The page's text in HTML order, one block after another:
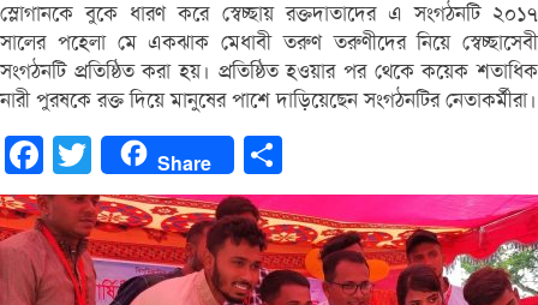
স্লোগানকে বুকে ধারণ করে স্বেচ্ছায় রক্তদাতাদের এ সংগঠনটি ২০১৭
সালের পহেলা মে একঝাক মেধাবী তরুণ তরুণীদের নিয়ে স্বেচ্ছাসেবী
সংগঠনটি প্রতিষ্ঠিত করা হয়। প্রতিষ্ঠিত হওয়ার পর থেকে কয়েক শতাধিক
নারী পুরষকে রক্ত দিয়ে মানুষের পাশে দাড়িয়েছেন সংগঠনটির নেতাকর্মীরা।
FacebookTwitter Share